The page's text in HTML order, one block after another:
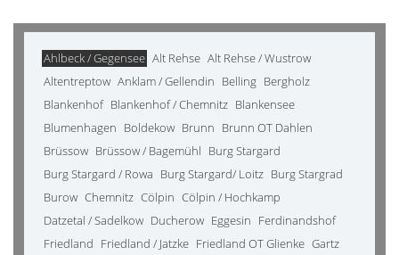
Ahlbeck / Gegensee Alt Rehse Alt Rehse / Wustrow
Altentreptow Anklam / Gellendin Belling Bergholz
Blankenhof Blankenhof / Chemnitz Blankensee
Blumenhagen Boldekow Brunn Brunn OT Dahlen
Brüssow Brüssow / Bagemühl Burg Stargard
Burg Stargard / Rowa Burg Stargard/ Loitz Burg Stargrad
Burow Chemnitz Cölpin Cölpin / Hochkamp
Datzetal / Sadelkow Ducherow Eggesin Ferdinandshof
Friedland Friedland / Jatzke Friedland OT Glienke Gartz